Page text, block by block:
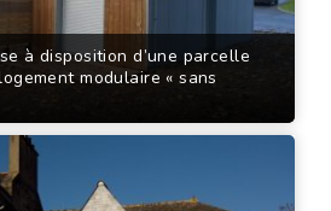
à disposition d’une parcelle
modulaire « sans